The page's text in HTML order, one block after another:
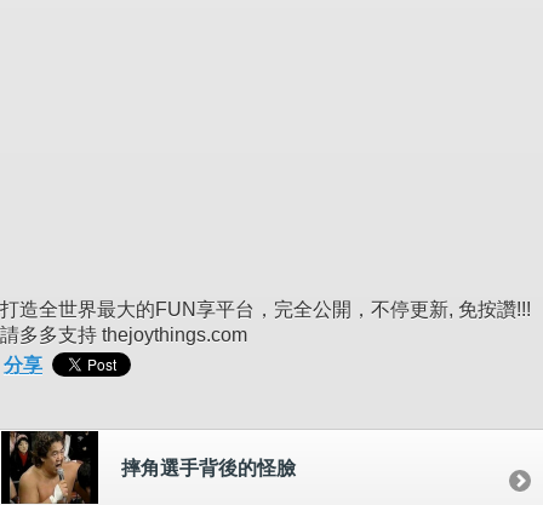
打造全世界最大的FUN享平台，完全公開，不停更新, 免按讚!!!
請多多支持 thejoythings.com
分享
摔角選手背後的怪臉